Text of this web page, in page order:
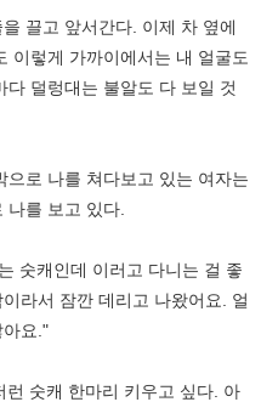
끌고 앞서간다. 이제 차 옆에
이렇게 가까이에서는 내 얼굴도
덜렁대는 불알도 다 보일 것
로 나를 쳐다보고 있는 여자는
를 보고 있다.
숫캐인데 이러고 다니는 걸 좋
라서 잠깐 데리고 나왔어요. 얼
아요."
숫캐 한마리 키우고 싶다. 아